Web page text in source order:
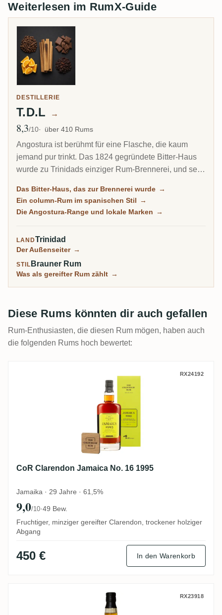
Weiterlesen im RumX-Guide
DESTILLERIE
T.D.L →
Ø Bewertung
8,3/10 über 410 Rums
Angostura ist berühmt für eine Flasche, die kaum
jemand pur trinkt. Das 1824 gegründete Bitter-Haus
wurde zu Trinidads einziger Rum-Brennerei, und sein
column-destillierten Rum im spanischen Stil, anders
als der schwere Funk von Jamaika oder Guyana.
Das Bitter-Haus, das zur Brennerei wurde →
Ein column-Rum im spanischen Stil →
Die Angostura-Range und lokale Marken →
LANDTrinidad
Der Außenseiter →
STIL Brauner Rum
Was als gereifter Rum zählt →
Diese Rums könnten dir auch gefallen
Rum-Enthusiasten, die diesen Rum mögen, haben auch
die folgenden Rums hoch bewertet:
CoR Clarendon Jamaica No. 16 1995RX24192
CoR Clarendon Jamaica No. 16 1995
Jamaika · 29 Jahre · 61,5%
9,0/10·49 Bew.
Fruchtiger, minziger gereifter Clarendon, trockener holziger
Abgang
450 € In den Warenkorb
CoR T.D.L Trinidad Ed. 6 2016 RX23918